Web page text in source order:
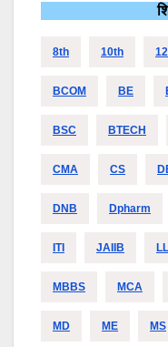
8th 10th
BCOM BE
BSC BTECH
CMA CS
DNB Dpharm
ITI JAIIB
MBBS MCA
MD ME MS